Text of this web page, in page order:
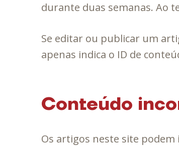
durante duas semanas. Ao
Se editar ou publicar um
apenas indica o ID de
Conteúdo
Os artigos neste site